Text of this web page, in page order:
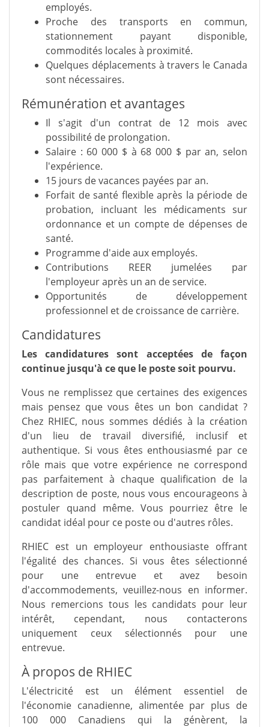
employés.
Proche des transports en commun,
stationnement payant disponible,
commodités locales à proximité.
Quelques déplacements à travers le Canada
sont nécessaires.
Rémunération et avantages
Il s'agit d'un contrat de 12 mois avec
possibilité de prolongation.
Salaire : 60 000 $ à 68 000 $ par an, selon
l'expérience.
15 jours de vacances payées par an.
Forfait de santé flexible après la période de
probation, incluant les médicaments sur
ordonnance et un compte de dépenses de
santé.
Programme d'aide aux employés.
Contributions REER jumelées par
l'employeur après un an de service.
Opportunités de développement
professionnel et de croissance de carrière.
Candidatures
Les candidatures sont acceptées de façon
continue jusqu'à ce que le poste soit pourvu.
Vous ne remplissez que certaines des exigences
mais pensez que vous êtes un bon candidat ?
Chez RHIEC, nous sommes dédiés à la création
d'un lieu de travail diversifié, inclusif et
authentique. Si vous êtes enthousiasmé par ce
rôle mais que votre expérience ne correspond
pas parfaitement à chaque qualification de la
description de poste, nous vous encourageons à
postuler quand même. Vous pourriez être le
candidat idéal pour ce poste ou d'autres rôles.
RHIEC est un employeur enthousiaste offrant
l'égalité des chances. Si vous êtes sélectionné
pour une entrevue et avez besoin
d'accommodements, veuillez-nous en informer.
Nous remercions tous les candidats pour leur
intérêt, cependant, nous contacterons
uniquement ceux sélectionnés pour une
entrevue.
À propos de RHIEC
L'électricité est un élément essentiel de
l'économie canadienne, alimentée par plus de
100 000 Canadiens qui la génèrent, la